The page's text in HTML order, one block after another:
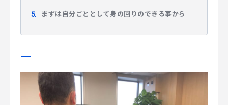
記事掲載
CAREER
まずは自分ごととして身の回りのできる事から